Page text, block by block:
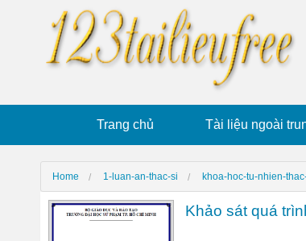
Trang chủ Tài liệu ngoài
Home 1-luan-an-thac-si khoa-hoc-tu-nhien-
Khảo sát quá